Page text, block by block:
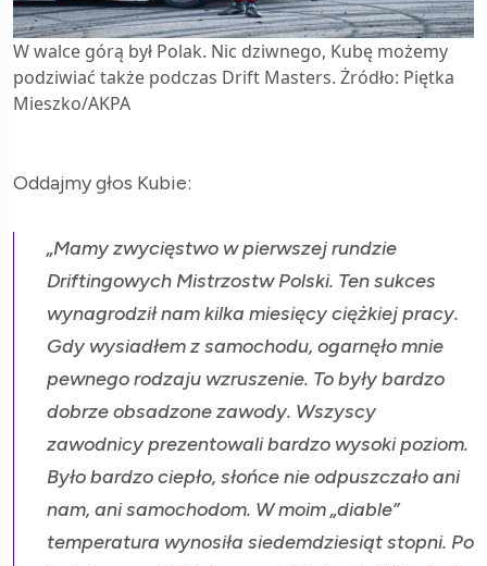
W walce górą był Polak. Nic dziwnego, Kubę możemy
podziwiać także podczas Drift Masters. Żródło: Piętka
Mieszko/AKPA
Oddajmy głos Kubie:
„Mamy zwycięstwo w pierwszej rundzie
Driftingowych Mistrzostw Polski. Ten sukces
wynagrodził nam kilka miesięcy ciężkiej pracy.
Gdy wysiadłem z samochodu, ogarnęło mnie
pewnego rodzaju wzruszenie. To były bardzo
dobrze obsadzone zawody. Wszyscy
zawodnicy prezentowali bardzo wysoki poziom.
Było bardzo ciepło, słońce nie odpuszczało ani
nam, ani samochodom. W moim „diable”
temperatura wynosiła siedemdziesiąt stopni. Po